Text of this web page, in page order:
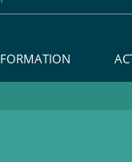
FORMATION